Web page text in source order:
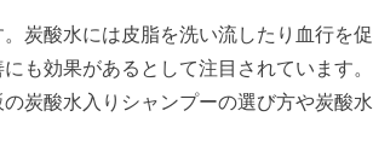
炭酸水には皮脂を洗い流したり血行を促
も効果があるとして注目されています。
炭酸水入りシャンプーの選び方や炭酸水